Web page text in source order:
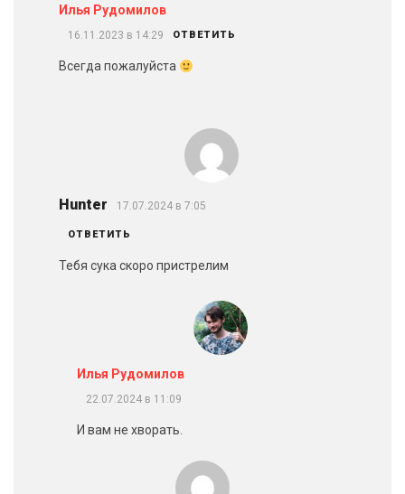
Илья Рудомилов
16.11.2023 в 14:29 ОТВЕТИТЬ
Всегда пожалуйста
Hunter 17.07.2024 в 7:05
ОТВЕТИТЬ
Тебя сука скоро пристрелим
Илья Рудомилов
22.07.2024 в 11:09
И вам не хворать.